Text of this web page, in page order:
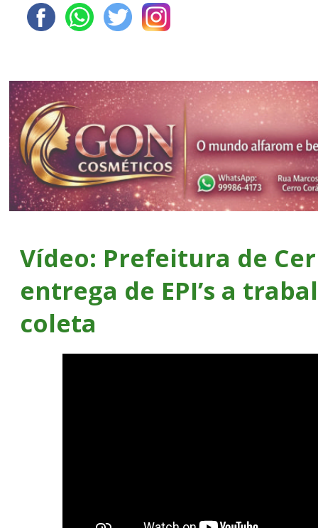
Vídeo: Prefeitura de
entrega de EPI’s a
coleta